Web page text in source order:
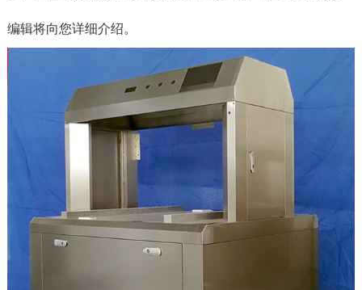
编辑将向您详细介绍。